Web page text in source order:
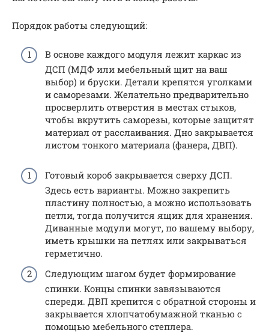
Порядок работы следующий:
В основе каждого модуля лежит каркас из
ДСП (МДФ или мебельный щит на ваш
выбор) и бруски. Детали крепятся уголками
и саморезами. Желательно предварительно
просверлить отверстия в местах стыков,
чтобы вкрутить саморезы, которые защитят
материал от расслаивания. Дно закрывается
листом тонкого материала (фанера, ДВП).
Готовый короб закрывается сверху ДСП.
Здесь есть варианты. Можно закрепить
пластину полностью, а можно использовать
петли, тогда получится ящик для хранения.
Диванные модули могут, по вашему выбору,
иметь крышки на петлях или закрываться
герметично.
Следующим шагом будет формирование
спинки. Концы спинки завязываются
спереди. ДВП крепится с обратной стороны и
закрывается хлопчатобумажной тканью с
помощью мебельного степлера.